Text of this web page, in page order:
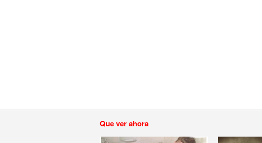
Que ver ahora